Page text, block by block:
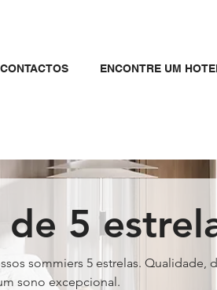
CONTACTOS ENCONTRE UM
5
sommiers 5 estrelas. Qualidade,
sono excepcional.